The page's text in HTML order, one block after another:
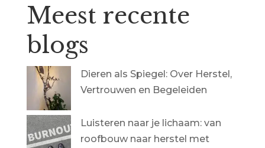
Meest recente
blogs
Dieren als Spiegel: Over Herstel,
Vertrouwen en Begeleiden
Luisteren naar je lichaam: van
roofbouw naar herstel met